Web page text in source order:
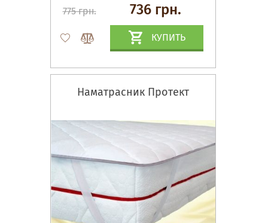
775 грн. 736 грн.
КУПИТЬ
Наматрасник Протект